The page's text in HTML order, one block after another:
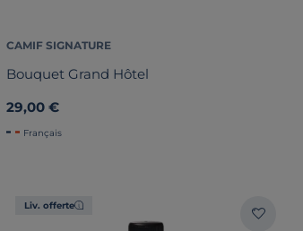
CAMIF SIGNATURE
Bouquet Grand Hôtel
29,00 €
Français
Liv. offerte